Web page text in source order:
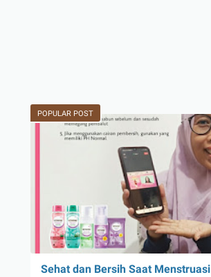
POPULAR POST
Sehat dan Bersih Saat Menstruasi